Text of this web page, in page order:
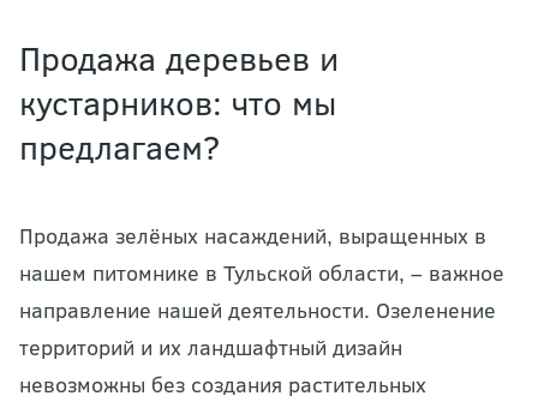
Продажа деревьев и
кустарников: что мы
предлагаем?
Продажа зелёных насаждений, выращенных в
нашем питомнике в Тульской области, – важное
направление нашей деятельности. Озеленение
территорий и их ландшафтный дизайн
невозможны без создания растительных